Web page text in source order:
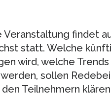
findet
statt. Welche
wird, welche
sollen
Teilnehmern